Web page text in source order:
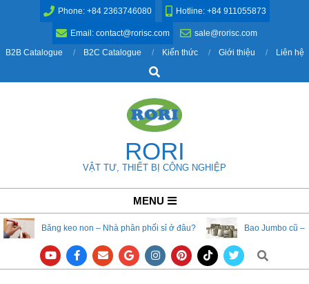
Phone: +84 2363746080 Hotline: +84 911055873
Email: contact@rorisc.com
sale@rorisc.com
B2B Catalogue
B2C Catalogue Kiến thức Giới thiệu
Liên hệ
Search
RORI
VẬT TƯ, THIẾT BỊ CÔNG NGHIỆP
Navigation
Menu
MENU
Băng keo non – Nhà phân phối sỉ ở đâu? Bao Jumbo cũ –
Search